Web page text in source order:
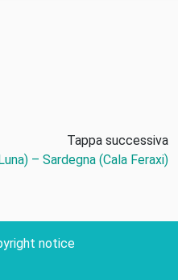
Tappa successiva
– Sardegna (Cala Feraxi)
notice